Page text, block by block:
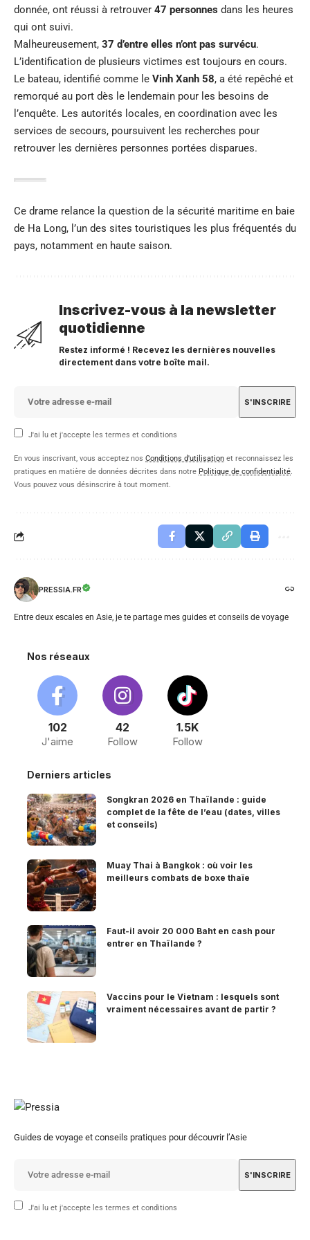
donnée, ont réussi à retrouver 47 personnes dans les heures
qui ont suivi.
Malheureusement, 37 d’entre elles n’ont pas survécu.
L’identification de plusieurs victimes est toujours en cours.
Le bateau, identifié comme le Vinh Xanh 58, a été repêché et
remorqué au port dès le lendemain pour les besoins de
l’enquête. Les autorités locales, en coordination avec les
services de secours, poursuivent les recherches pour
retrouver les dernières personnes portées disparues.
Ce drame relance la question de la sécurité maritime en baie
de Ha Long, l’un des sites touristiques les plus fréquentés du
pays, notamment en haute saison.
Inscrivez-vous à la newsletter
quotidienne
Restez informé ! Recevez les dernières nouvelles
directement dans votre boîte mail.
J'ai lu et j'accepte les termes et conditions
En vous inscrivant, vous acceptez nos Conditions d'utilisation et reconnaissez les
pratiques en matière de données décrites dans notre Politique de confidentialité.
Vous pouvez vous désinscrire à tout moment.
PRESSIA.FR
Entre deux escales en Asie, je te partage mes guides et conseils de voyage
Nos réseaux
102
J'aime
42
Follow
1.5K
Follow
Derniers articles
Songkran 2026 en Thaïlande : guide
complet de la fête de l’eau (dates, villes
et conseils)
Muay Thai à Bangkok : où voir les
meilleurs combats de boxe thaïe
Faut-il avoir 20 000 Baht en cash pour
entrer en Thaïlande ?
Vaccins pour le Vietnam : lesquels sont
vraiment nécessaires avant de partir ?
Guides de voyage et conseils pratiques pour découvrir l’Asie
J'ai lu et j'accepte les termes et conditions